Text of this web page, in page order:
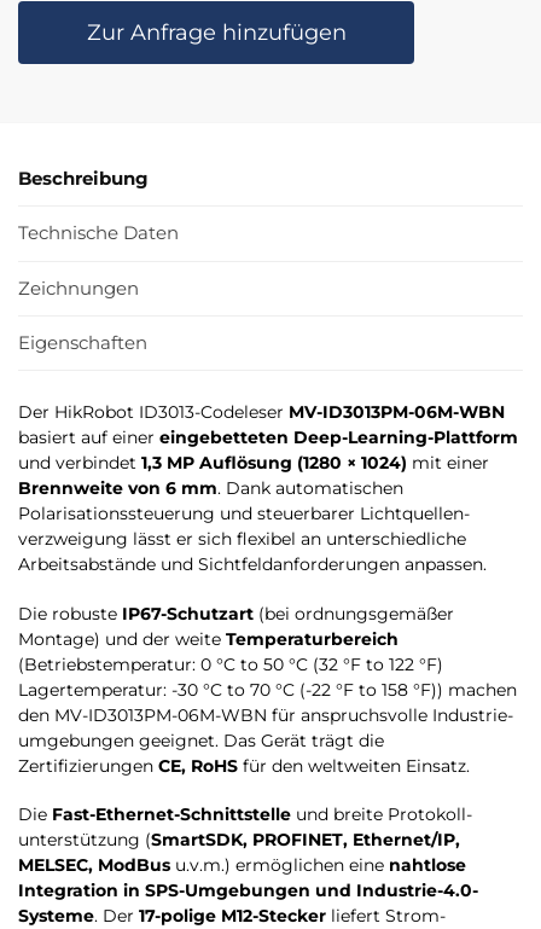
Zur Anfrage hinzufügen
Beschreibung
Technische Daten
Zeichnungen
Eigenschaften
Der HikRobot ID3013-Codeleser MV-ID3013PM-06M-WBN
basiert auf einer eingebetteten Deep-Learning-Plattform
und verbindet 1,3 MP Auflösung (1280 × 1024) mit einer
Brennweite von 6 mm. Dank automatischen
Polarisationssteuerung und steuerbarer Lichtquellen­
verzweigung lässt er sich flexibel an unterschiedliche
Arbeitsabstände und Sichtfeld­anforderungen anpassen.
Die robuste IP67-Schutzart (bei ordnungsgemäßer
Montage) und der weite Temperaturbereich
(Betriebstemperatur: 0 °C to 50 °C (32 °F to 122 °F)
Lagertemperatur: -30 °C to 70 °C (-22 °F to 158 °F)) machen
den MV-ID3013PM-06M-WBN für anspruchs­volle Industrie­
umgebungen geeignet. Das Gerät trägt die
Zertifizierungen CE, RoHS für den weltweiten Einsatz.
Die Fast-Ethernet-Schnittstelle und breite Protokoll­
unterstützung (SmartSDK, PROFINET, Ethernet/IP,
MELSEC, ModBus u.v.m.) ermöglichen eine nahtlose
Integration in SPS-Umgebungen und Industrie-4.0-
Systeme. Der 17-polige M12-Stecker liefert Strom­